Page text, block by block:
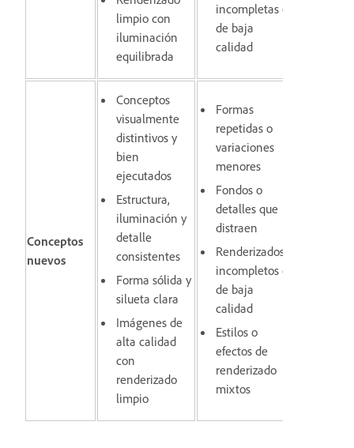
limpio con
iluminación
equilibrada
incompletas o
de baja
calidad
Conceptos
nuevos
Conceptos
visualmente
distintivos y
bien
ejecutados
Estructura,
iluminación y
detalle
consistentes
Forma sólida y
silueta clara
Imágenes de
alta calidad
con
renderizado
limpio
Formas
repetidas o
variaciones
menores
Fondos o
detalles que
distraen
Renderizados
incompletos o
de baja
calidad
Estilos o
efectos de
renderizado
mixtos